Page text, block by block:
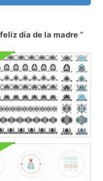
feliz día de la madre